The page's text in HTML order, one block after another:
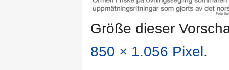
Größe dieser
850 × 1.056 Pixel.